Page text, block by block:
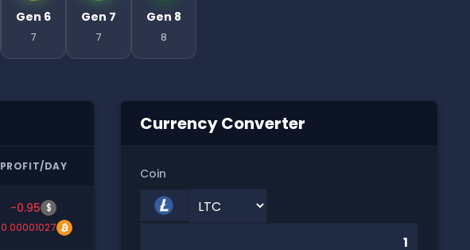
Gen 6
7
Gen 7
7
Gen 8
8
PROFIT/DAY
-0.95 $
Currency Converter
Coin